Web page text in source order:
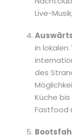
Live-
in lokalen
des
Küche
Fastfood